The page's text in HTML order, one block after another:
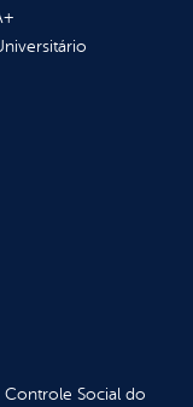
Social do